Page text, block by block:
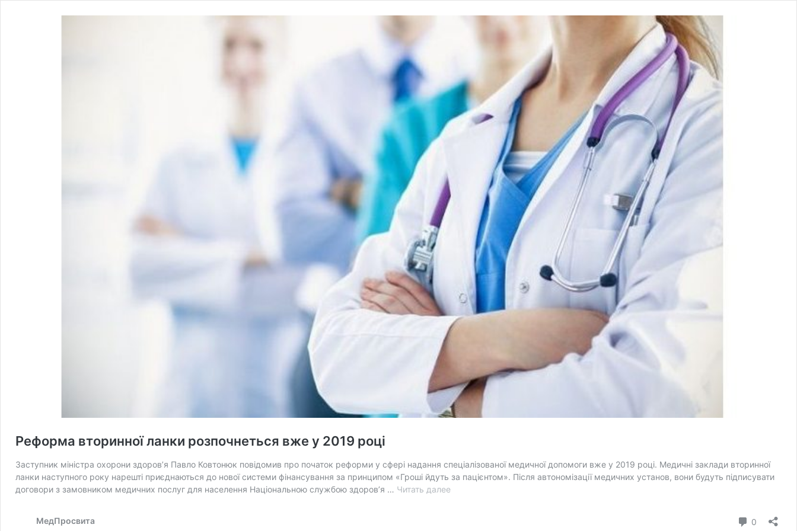
Реформа вторинної ланки розпочнеться вже у 2019 році
Заступник міністра охорони здоров’я Павло Ковтонюк повідомив про початок реформи у сфері надання спеціалізованої медичної допомоги вже у 2019 році. Медичні заклади вторинної
ланки наступного року нарешті приєднаються до нової системи фінансування за принципом «Гроші йдуть за пацієнтом». Після автономізації медичних установ, вони будуть підписувати
договори з замовником медичних послуг для населення Національною службою здоров’я … Читать далееРеформа
МедПросвита 0